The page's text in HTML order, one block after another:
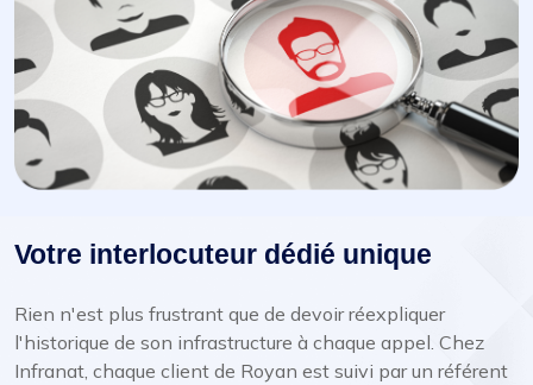
Votre interlocuteur dédié unique
Rien n'est plus frustrant que de devoir réexpliquer
l'historique de son infrastructure à chaque appel. Chez
Infranat, chaque client de Royan est suivi par un référent